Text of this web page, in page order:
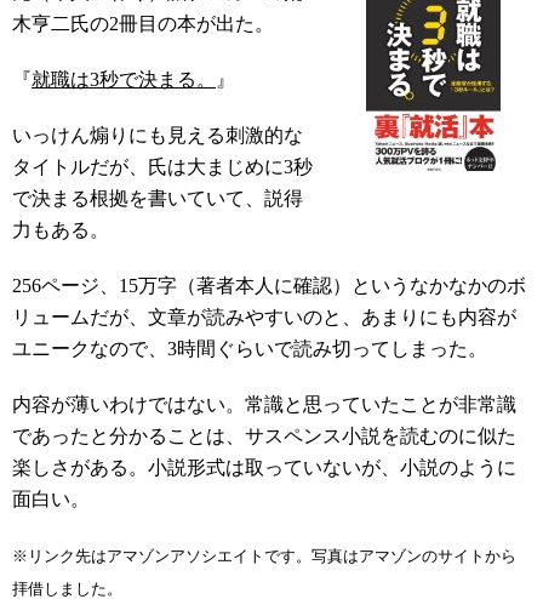
木亨二氏の2冊目の本が出た。
『就職は3秒で決まる。 』
いっけん煽りにも見える刺激的な
タイトルだが、氏は大まじめに3秒
で決まる根拠を書いていて、説得
力もある。
256ページ、15万字（著者本人に確認）というなかなかのボ
リュームだが、文章が読みやすいのと、あまりにも内容が
ユニークなので、3時間ぐらいで読み切ってしまった。
内容が薄いわけではない。常識と思っていたことが非常識
であったと分かることは、サスペンス小説を読むのに似た
楽しさがある。小説形式は取っていないが、小説のように
面白い。
※リンク先はアマゾンアソシエイトです。写真はアマゾンのサイトから
拝借しました。